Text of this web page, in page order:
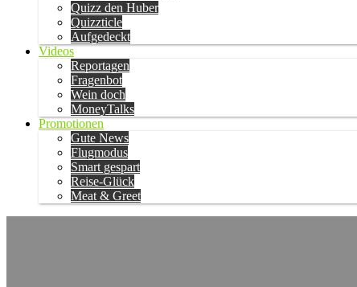
Quizz den Huber
Quizzticle
Aufgedeckt
Videos
Reportagen
Fragenbot
Wein doch
MoneyTalks
Promotionen
Gute News
Flugmodus
Smart gespart
Reise-Glück
Meat & Greet